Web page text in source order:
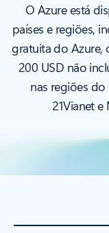
O Azure está
países e regiões,
gratuita do Azure,
200 USD não
nas regiões do
21Vianet